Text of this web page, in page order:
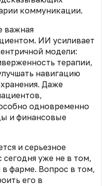
коммуникации.
важная
ИИ усиливает
модели:
терапии,
навигацию
Даже
одновременно
и финансовые
и серьезное
уже не в том,
в фарме. Вопрос в том,
его в